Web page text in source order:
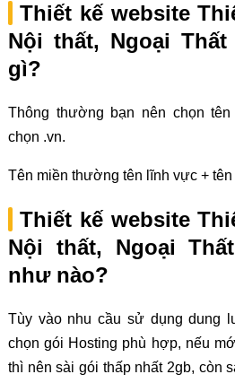
Thiết kế website
Nội thất, Ngoại
gì?
Thông thường bạn nên chọn
chọn .vn.
Tên miền thường tên lĩnh vực +
Thiết kế website
Nội thất, Ngoại
như nào?
Tùy vào nhu cầu sử dụng dung
chọn gói Hosting phù hợp, nếu
thì nên sài gói thấp nhất 2gb, còn